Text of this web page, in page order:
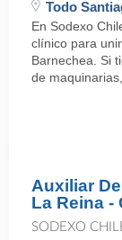
Todo
En Sodexo
clínico para
Barnechea. Si
de maquinarias,
Auxiliar
La Reina -
SODEXO